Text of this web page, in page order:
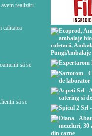
realizări
calitatea
să se
să se